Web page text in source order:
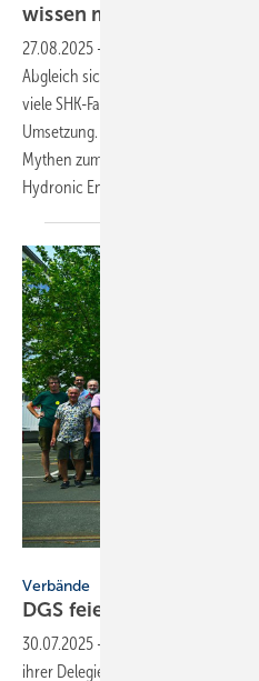
wissen müssen
27.08.2025 -
Abgleich sich für Eigentümer, Mieter
viele SHK-Fachleute noch
Umsetzung. Hinzu kommt, dass im
Mythen zum Thema ­kursieren, mit
Hydronic Engineering
Verbände
DGS feiert 50 Jahre und
30.07.2025 -
ihrer Dele­gier­ten­ver­samm­lung 50-